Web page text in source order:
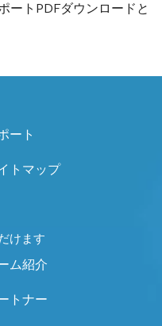
ートPDFダウンロードと
ート
トマップ
けます
ム紹介
トナー